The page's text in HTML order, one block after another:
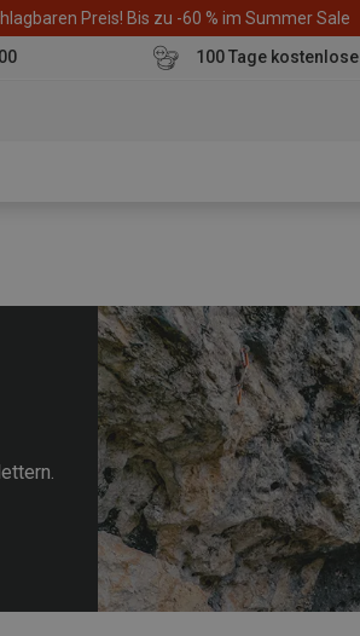
Preis! Bis zu -60 % im Summer Sale
100 Tage